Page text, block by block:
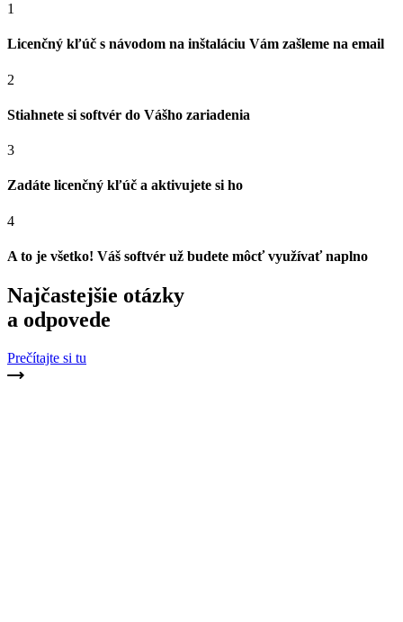
1
Licenčný kľúč s návodom na inštaláciu Vám zašleme na email
2
Stiahnete si softvér do Vášho zariadenia
3
Zadáte licenčný kľúč a aktivujete si ho
4
A to je všetko! Váš softvér už budete môcť využívať naplno
Najčastejšie otázky
a odpovede
Prečítajte si tu